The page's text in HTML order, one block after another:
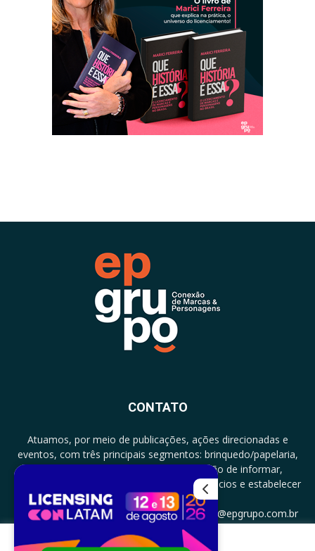
CONTATO
Atuamos, por meio de publicações, ações direcionadas e
eventos, com três principais segmentos: brinquedo/papelaria,
licenciamento e zero a três com a missão de informar,
documentar, proporcionar encontro de negócios e estabelecer
parcerias.
CONTATO: +5511994513097 - atendimento@epgrupo.com.br